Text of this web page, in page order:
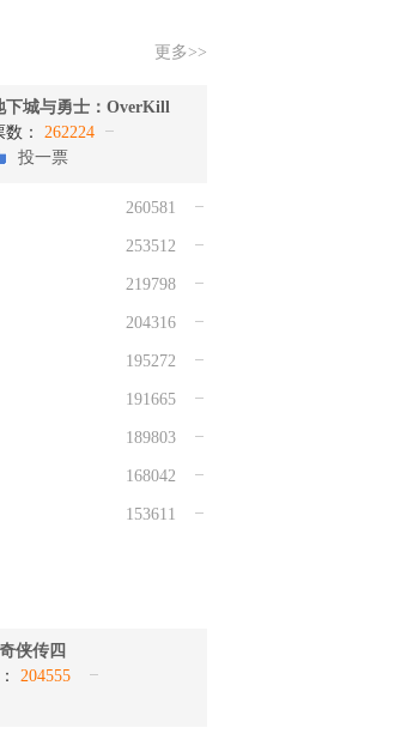
更多>>
下城与勇士：OverKill
数：
262224
投一票
260581
253512
219798
204316
195272
191665
189803
168042
153611
侠传四
204555